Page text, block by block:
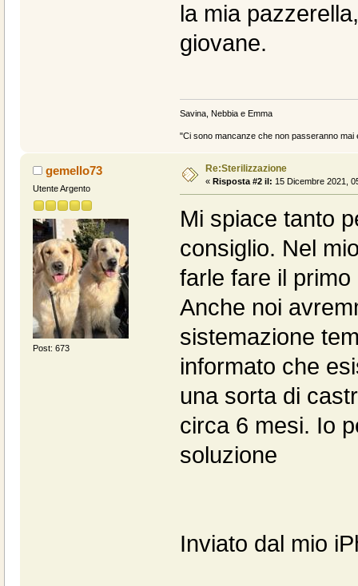
la mia
giovane.
Savina, Nebbia e Emma
"Ci sono mancanze che non passeranno
gemello73
Utente Argento
Post: 673
Re:Sterilizzazione
« Risposta #2 il: 15 Dicembre 2021,
Mi spiace tanto
consiglio. Nel
farle fare il primo
Anche noi
sistemazione
informato che
una sorta di
circa 6 mesi. Io
soluzione
Inviato dal mio